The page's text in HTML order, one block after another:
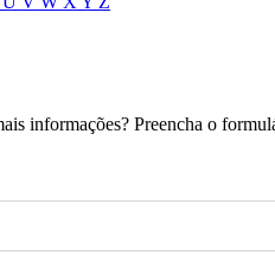
informações? Preencha o